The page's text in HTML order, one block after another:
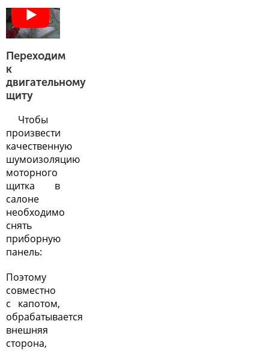
Переходим
к
двигательному
щиту
Чтобы
произвести
качественную
шумоизоляцию
моторного
щитка в
салоне
необходимо
снять
приборную
панель:
Поэтому
совместно
с капотом,
обрабатывается
внешняя
сторона,